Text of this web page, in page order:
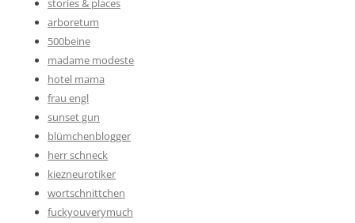
stories & places
arboretum
500beine
madame modeste
hotel mama
frau engl
sunset gun
blümchenblogger
herr schneck
kiezneurotiker
wortschnittchen
fuckyouverymuch